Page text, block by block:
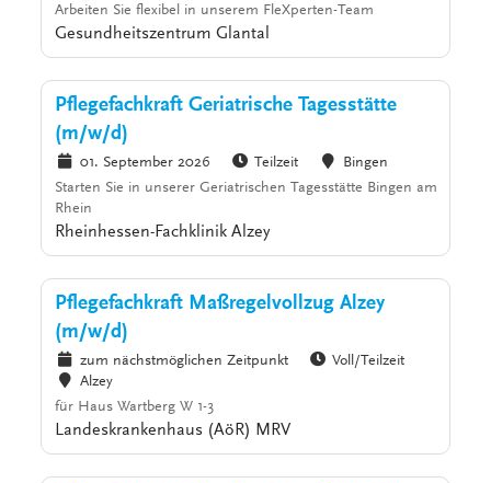
Arbeiten Sie flexibel in unserem FleXperten-Team
Gesundheitszentrum Glantal
Pflegefachkraft Geriatrische Tagesstätte
(m/w/d)
01. September 2026 Teilzeit
Bingen
Starten Sie in unserer Geriatrischen Tagesstätte Bingen am
Rhein
Rheinhessen-Fachklinik Alzey
Pflegefachkraft Maßregelvollzug Alzey
(m/w/d)
zum nächstmöglichen Zeitpunkt
Voll/Teilzeit
Alzey
für Haus Wartberg W 1-3
Landeskrankenhaus (AöR) MRV